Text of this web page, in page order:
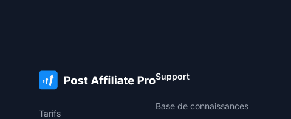
Tarifs
Support
Base de connaissances